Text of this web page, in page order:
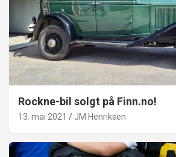
Rockne-bil solgt på Finn.no!
13. mai 2021 JM Henriksen